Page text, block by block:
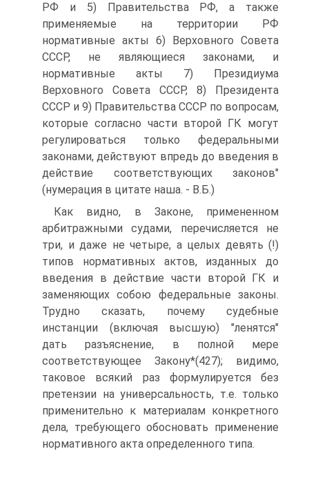
РФ и 5) Правительства РФ, а также
применяемые на территории РФ
нормативные акты 6) Верховного Совета
СССР, не являющиеся законами, и
нормативные акты 7) Президиума
Верховного Совета СССР, 8) Президента
СССР и 9) Правительства СССР по вопросам,
которые согласно части второй ГК могут
регулироваться только федеральными
законами, действуют впредь до введения в
действие соответствующих законов"
(нумерация в цитате наша. - В.Б.)
Как видно, в Законе, примененном
арбитражными судами, перечисляется не
три, и даже не четыре, а целых девять (!)
типов нормативных актов, изданных до
введения в действие части второй ГК и
заменяющих собою федеральные законы.
Трудно сказать, почему судебные
инстанции (включая высшую) "ленятся"
дать разъяснение, в полной мере
соответствующее Закону*(427); видимо,
таковое всякий раз формулируется без
претензии на универсальность, т.е. только
применительно к материалам конкретного
дела, требующего обосновать применение
нормативного акта определенного типа.